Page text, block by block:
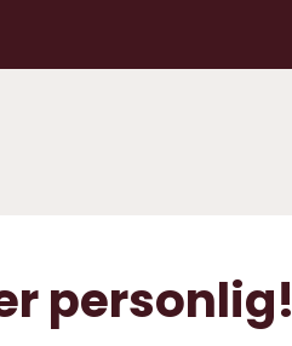
personlig!